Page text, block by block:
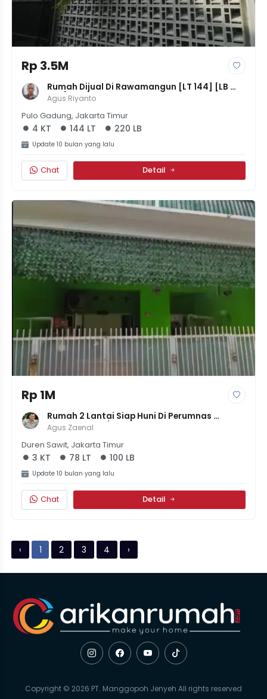
Rp 3.5M
Rumah Dijual Di Rawamangun [LT 144] [LB
220] | 4 KT, 4 KM | SHM | Harga 3,5M
Agus Riyanto
Pulo Gadung, Jakarta Timur
4 KT 144 LT 220 LB
Update 10 bulan yang lalu
Chat Detail
Rp 1M
Rumah 2 Lantai Siap Huni Di Perumnas
Klender, LT 78/LB 100, 3KT, Harga 1M
Agus Zaenal
Duren Sawit, Jakarta Timur
3 KT 78 LT 100 LB
Update 10 bulan yang lalu
Chat Detail
‹ 1 2 3 4 ›
Copyright © 2026 PT. Manggopoh Jenyeh All rights reserved